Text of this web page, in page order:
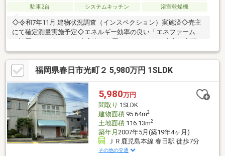
駐車2台
システムキッチン 浴室乾燥機
◇令和7年11月 建物状況調査（インスペクション）実施済◇売主
にて確定測量実施予定◇エネルギー効率の良い「エネファーム」
し◇西鉄バス「紅葉ヶ丘」停まで徒歩7分◇春日市立大谷小学校
まで徒歩7分◇春日市立春日東中学校まで徒歩12分◇サニーちく
し台店まで徒歩7分
福岡県春日市光町２ 5,980万円 1SLDK
5,980万円
間取り 1SLDK
建物面積95.64m2
土地面積116.13m2
築年月 2007年5月(築19年4ヶ月)
ＪＲ鹿児島本線 春日駅 徒歩7分
その他の交通